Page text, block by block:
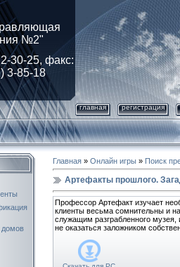
№2"
30-25, факс:
3-85-18
главная регистрация
домов
Главная » Онлайн игры » Поиск
Артефакты прошлого.
Профессор Артефакт изучает
клиенты весьма сомнительны и
служащим разграбленного музея,
не оказаться заложником